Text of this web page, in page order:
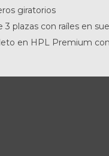
giratorios
plazas con raíles en
en HPL Premium